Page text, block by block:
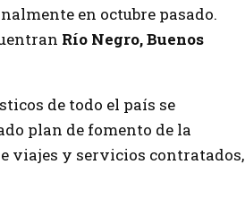
en octubre pasado.
Río Negro, Buenos
de todo el país se
plan de fomento de la
viajes y servicios contratados,